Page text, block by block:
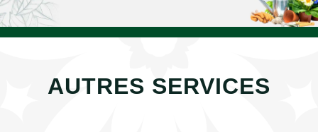
AUTRES SERVICES